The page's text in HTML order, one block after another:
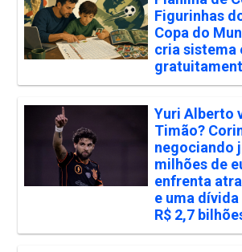
Figurinhas
Copa do
cria sistema
Yuri Alberto
Timão?
negociando
milhões de
enfrenta
e uma
R$ 2,7